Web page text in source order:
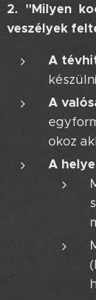
2. "Milyen
veszélyek
A
A
okoz
A